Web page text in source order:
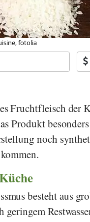
fotolia
Fruchtfleisch der
Produkt
noch
besteht aus
geringem